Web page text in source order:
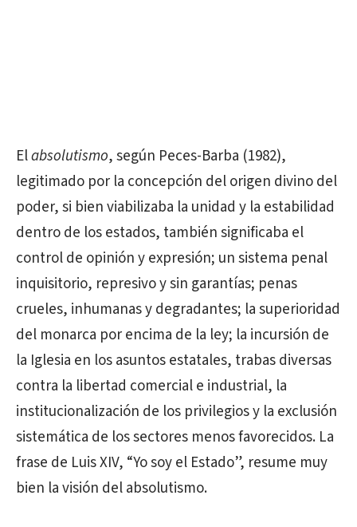
Elabsolutismo, según Peces-Barba (1982),
legitimado por la concepción del origen divino del
poder, si bien viabilizaba la unidad y la estabilidad
dentro de los estados, también significaba el
control de opinión y expresión; un sistema penal
inquisitorio, represivo y sin garantías; penas
crueles, inhumanas y degradantes; la superioridad
del monarca por encima de la ley; la incursión de
la Iglesia en los asuntos estatales, trabas diversas
contra la libertad comercial e industrial, la
institucionalización de los privilegios y la exclusión
sistemática de los sectores menos favorecidos. La
frase de Luis XIV, “Yo soy el Estado”, resume muy
bien la visión del absolutismo.